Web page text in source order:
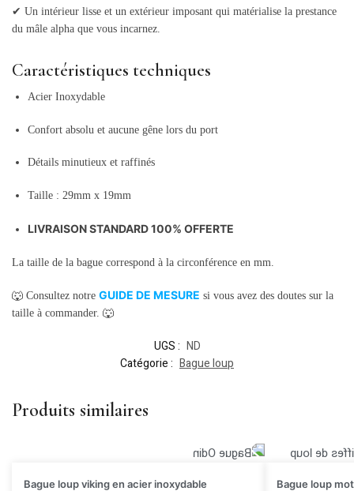
✔ Un intérieur lisse et un extérieur imposant qui matérialise la prestance
du mâle alpha que vous incarnez.
Caractéristiques techniques
Acier Inoxydable
Confort absolu et aucune gêne lors du port
Détails minutieux et raffinés
Taille : 29mm x 19mm
LIVRAISON STANDARD 100% OFFERTE
La taille de la bague correspond à la circonférence en mm.
🐺 Consultez notre GUIDE DE MESURE si vous avez des doutes sur la
taille à commander. 🐺
UGS : ND
Catégorie : Bague loup
Produits similaires
Bague loup viking en acier inoxydable Bague loup